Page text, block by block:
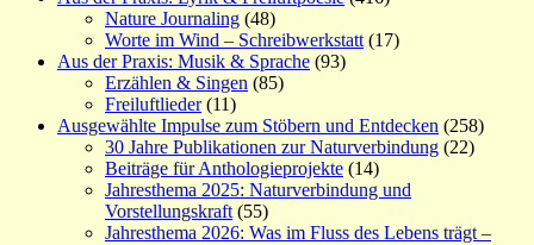
Nature Journaling (48)
Worte im Wind – Schreibwerkstatt (17)
Aus der Praxis: Musik & Sprache (93)
Erzählen & Singen (85)
Freiluftlieder(11)
Ausgewählte Impulse zum Stöbern und Entdecken (258)
30 Jahre Publikationen zur Naturverbindung (22)
Beiträge für Anthologieprojekte (14)
Jahresthema 2025: Naturverbindung und
Vorstellungskraft (55)
Jahresthema 2026: Was im Fluss des Lebens trägt –